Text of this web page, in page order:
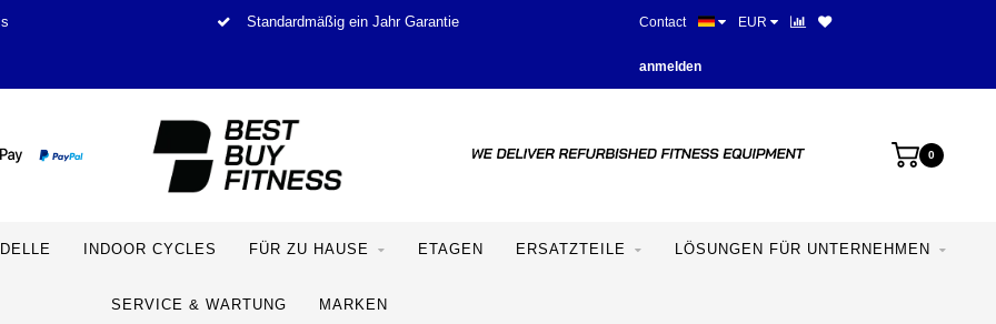
Standardmäßig ein Jahr Garantie Mehr als 28 Jahre Erfahrung
Contact EUR
anmelden
0
INDOOR CYCLES FÜR ZU HAUSE ETAGEN ERSATZTEILE LÖSUNGEN FÜR UNTERNEHMEN
SERVICE & WARTUNG MARKEN